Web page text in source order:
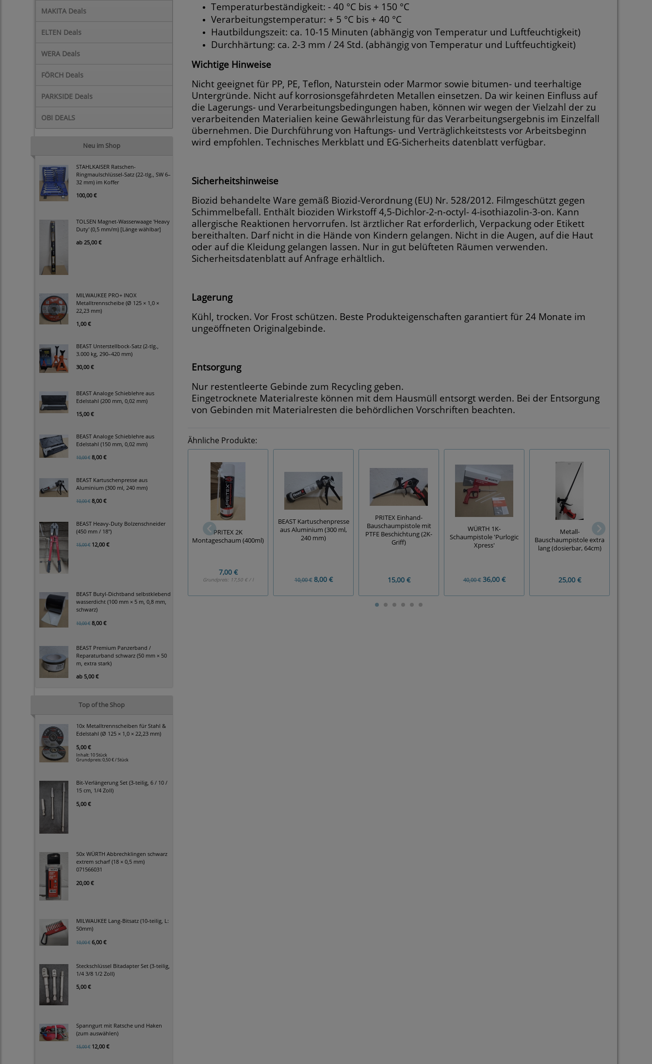
MAKITA Deals
ELTEN Deals
WERA Deals
FÖRCH Deals
PARKSIDE Deals
OBI DEALS
Neu im Shop
STAHLKAISER Ratschen-
Ringmaulschlüssel-Satz (22-tlg., SW 6–
32 mm) im Koffer
100,00 €
TOLSEN Magnet-Wasserwaage 'Heavy
Duty' (0,5 mm/m) [Länge wählbar]
ab 25,00 €
MILWAUKEE PRO+ INOX
Metalltrennscheibe (Ø 125 × 1,0 ×
22,23 mm)
1,00 €
BEAST Unterstellbock-Satz (2-tlg.,
3.000 kg, 290–420 mm)
30,00 €
BEAST Analoge Schieblehre aus
Edelstahl (200 mm, 0,02 mm)
15,00 €
BEAST Analoge Schieblehre aus
Edelstahl (150 mm, 0,02 mm)
10,00 € 8,00 €
BEAST Kartuschenpresse aus
Aluminium (300 ml, 240 mm)
10,00 € 8,00 €
BEAST Heavy-Duty Bolzenschneider
(450 mm / 18")
15,00 € 12,00 €
BEAST Butyl-Dichtband selbstklebend
wasserdicht (100 mm × 5 m, 0,8 mm,
schwarz)
10,00 € 8,00 €
BEAST Premium Panzerband /
Reparaturband schwarz (50 mm × 50
m, extra stark)
ab 5,00 €
Top of the Shop
10x Metalltrennscheiben für Stahl &
Edelstahl (Ø 125 × 1,0 × 22,23 mm)
5,00 €
Inhalt: 10 Stück
Grundpreis:0,50 € / Stück
Bit-Verlängerung Set (3-teilig, 6 / 10 /
15 cm, 1/4 Zoll)
5,00 €
50x WÜRTH Abbrechklingen schwarz
extrem scharf (18 × 0,5 mm)
071566031
20,00 €
MILWAUKEE Lang-Bitsatz (10-teilig, L:
50mm)
10,00 € 6,00 €
Steckschlüssel Bitadapter Set (3-teilig,
1/4 3/8 1/2 Zoll)
5,00 €
Spanngurt mit Ratsche und Haken
(zum auswählen)
15,00 € 12,00 €
Temperaturbeständigkeit: - 40 °C bis + 150 °C
Verarbeitungstemperatur: + 5 °C bis + 40 °C
Hautbildungszeit: ca. 10-15 Minuten (abhängig von Temperatur und Luftfeuchtigkeit)
Durchhärtung: ca. 2-3 mm / 24 Std. (abhängig von Temperatur und Luftfeuchtigkeit)
Wichtige Hinweise
Nicht geeignet für PP, PE, Teflon, Naturstein oder Marmor sowie bitumen- und teerhaltige
Untergründe. Nicht auf korrosionsgefährdeten Metallen einsetzen. Da wir keinen Einfluss auf
die Lagerungs- und Verarbeitungsbedingungen haben, können wir wegen der Vielzahl der zu
verarbeitenden Materialien keine Gewährleistung für das Verarbeitungsergebnis im Einzelfall
übernehmen. Die Durchführung von Haftungs- und Verträglichkeitstests vor Arbeitsbeginn
wird empfohlen. Technisches Merkblatt und EG-Sicherheits datenblatt verfügbar.
Sicherheitshinweise
Biozid behandelte Ware gemäß Biozid-Verordnung (EU) Nr. 528/2012. Filmgeschützt gegen
Schimmelbefall. Enthält bioziden Wirkstoff 4,5-Dichlor-2-n-octyl- 4-isothiazolin-3-on. Kann
allergische Reaktionen hervorrufen. Ist ärztlicher Rat erforderlich, Verpackung oder Etikett
bereithalten. Darf nicht in die Hände von Kindern gelangen. Nicht in die Augen, auf die Haut
oder auf die Kleidung gelangen lassen. Nur in gut belüfteten Räumen verwenden.
Sicherheitsdatenblatt auf Anfrage erhältlich.
Lagerung
Kühl, trocken. Vor Frost schützen. Beste Produkteigenschaften garantiert für 24 Monate im
ungeöffneten Originalgebinde.
Entsorgung
Nur restentleerte Gebinde zum Recycling geben.
Eingetrocknete Materialreste können mit dem Hausmüll entsorgt werden. Bei der Entsorgung
von Gebinden mit Materialresten die behördlichen Vorschriften beachten.
Ähnliche Produkte:
PRITEX 2K
Montageschaum (400ml)
7,00 €
Grundpreis: 17,50 € / l
BEAST Kartuschenpresse
aus Aluminium (300 ml,
240 mm)
10,00 €8,00 €
PRITEX Einhand-
Bauschaumpistole mit
PTFE Beschichtung (2K-
Griff)
15,00 €
WÜRTH 1K-
Schaumpistole 'Purlogic
Xpress'
40,00 €36,00 €
Metall-
Bauschaumpistole extra
lang (dosierbar, 64cm)
25,00 €